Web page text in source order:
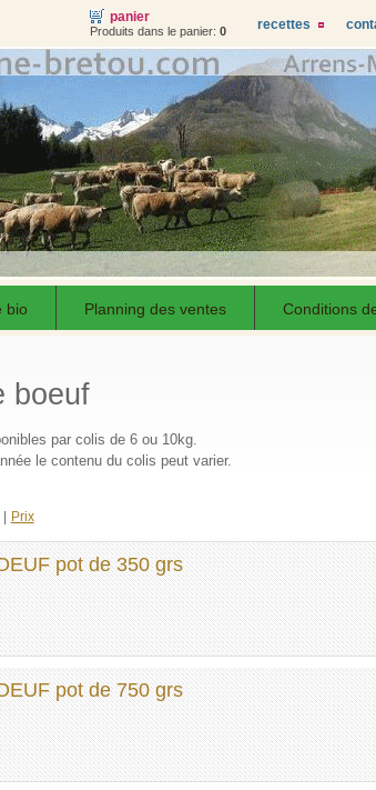
panier
Produits dans le panier: 0 recettes
bio Planning des ventes Conditions
boeuf
par colis de 6 ou 10kg.
le contenu du colis peut varier.
Prix
pot de 350 grs
pot de 750 grs